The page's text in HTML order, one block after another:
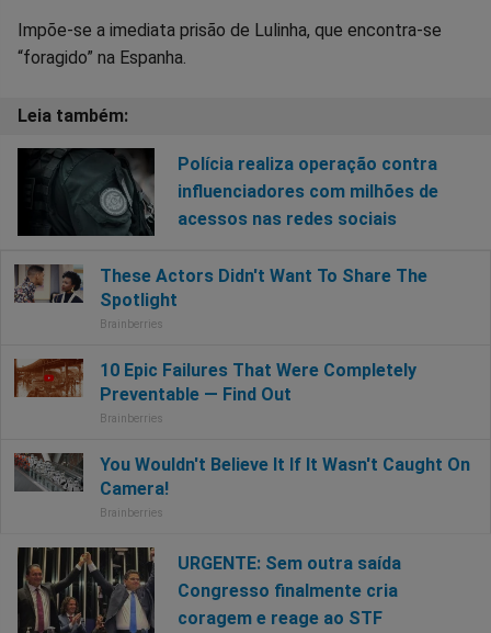
Impõe-se a imediata prisão de Lulinha, que encontra-se
“foragido” na Espanha.
Polícia realiza operação contra
influenciadores com milhões de
acessos nas redes sociais
URGENTE: Sem outra saída
Congresso finalmente cria
coragem e reage ao STF